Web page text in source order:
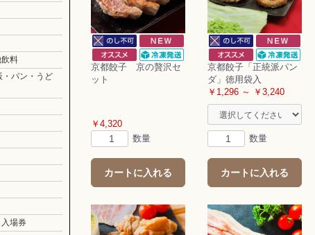
料
・パン・うど
場券
京都餃子 京の贅沢セ
ット
￥4,320
数量
カートに入れる
京都餃子「正統派パン
ダ」徳用袋入
￥1,296 ～ ￥3,240
数量
カートに入れる